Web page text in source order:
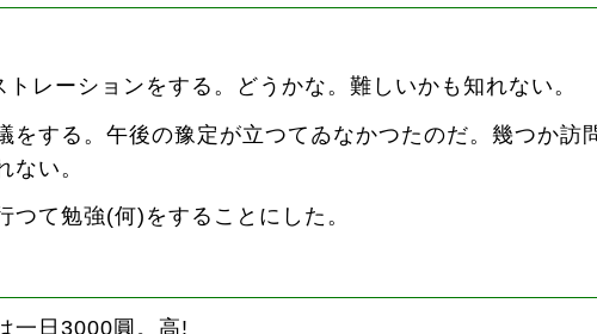
レーションをする。どうかな。難しいかも知れない。
をする。午後の豫定が立つてゐなかつたのだ。幾つか訪
ない。
て勉強(何)をすることにした。
一日3000圓。高!